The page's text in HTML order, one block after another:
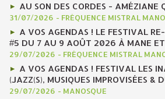
AU SON DES CORDES - AMÉZIANE
31/07/2026 - FRÉQUENCE MISTRAL
A VOS AGENDAS ! LE FESTIVAL
#5 DU 7 AU 9 AOÛT 2026 À MANE ET
29/07/2026 - FRÉQUENCE MISTRAL
A VOS AGENDAS ! FESTIVAL LES
(JAZZ(S), MUSIQUES IMPROVISÉES &
29/07/2026 - MANOSQUE